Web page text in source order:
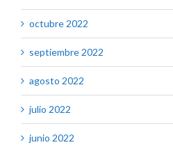
octubre 2022
septiembre 2022
agosto 2022
julio 2022
junio 2022